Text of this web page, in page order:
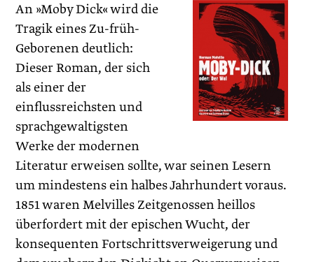
An »Moby Dick« wird die
Tragik eines Zu-früh-
Geborenen deutlich:
Dieser Roman, der sich
als einer der
einflussreichsten und
sprachgewaltigsten
Werke der modernen
Literatur erweisen sollte, war seinen Lesern
um mindestens ein halbes Jahrhundert voraus.
1851 waren Melvilles Zeitgenossen heillos
überfordert mit der epischen Wucht, der
konsequenten Fortschrittsverweigerung und